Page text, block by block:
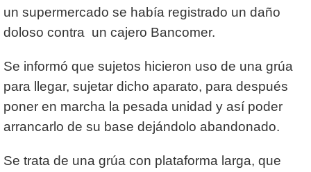
un supermercado se había registrado un daño
doloso contra un cajero Bancomer.
Se informó que sujetos hicieron uso de una grúa
para llegar, sujetar dicho aparato, para después
poner en marcha la pesada unidad y así poder
arrancarlo de su base dejándolo abandonado.
Se trata de una grúa con plataforma larga, que